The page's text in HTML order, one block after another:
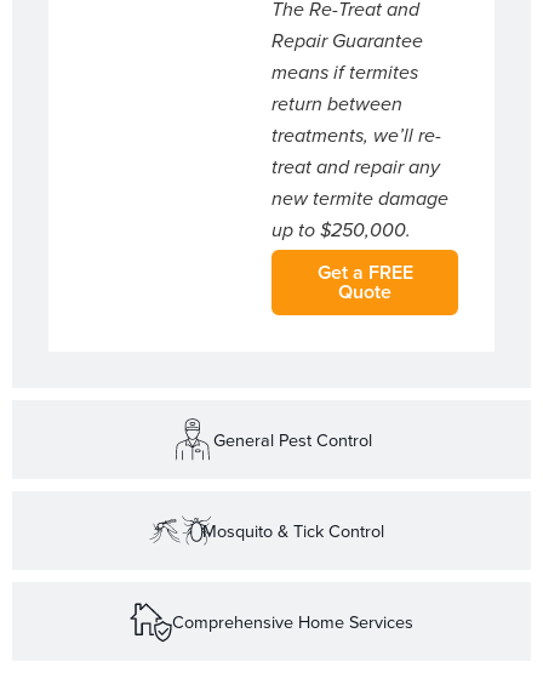
General Pest Control
Mosquito & Tick Control
Comprehensive Home Services
The Re-Treat and
Repair Guarantee
means if termites
return between
treatments, we’ll re-
treat and repair any
new termite damage
up to $250,000.
Get a FREE
Quote